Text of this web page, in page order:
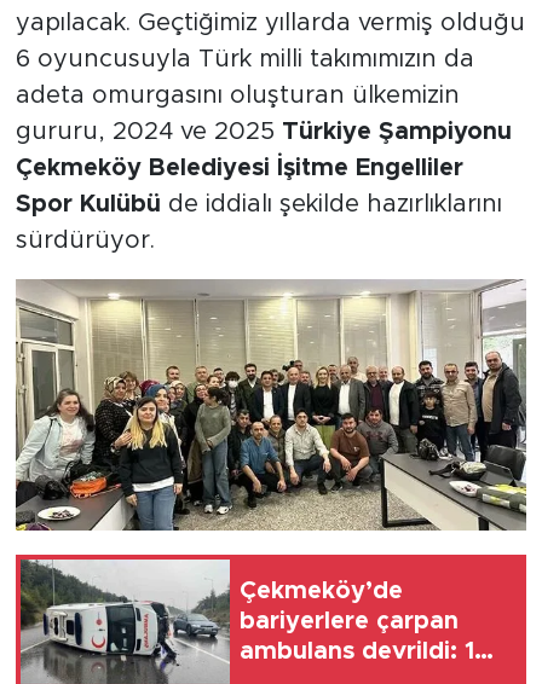
yapılacak. Geçtiğimiz yıllarda vermiş olduğu
6 oyuncusuyla Türk milli takımımızın da
adeta omurgasını oluşturan ülkemizin
gururu, 2024 ve 2025 Türkiye Şampiyonu
Çekmeköy Belediyesi İşitme Engelliler
Spor Kulübü de iddialı şekilde hazırlıklarını
sürdürüyor.
Çekmeköy’de
bariyerlere çarpan
ambulans devrildi: 1